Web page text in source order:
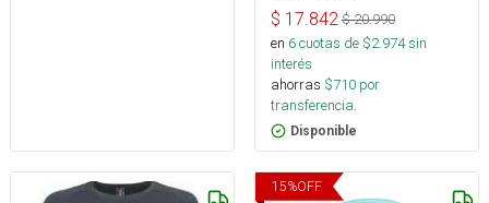
$ 17.842 $20.990
en 6cuotas de $2.974sin
interés
ahorras $710 por
transferencia.
Disponible
15%OFF